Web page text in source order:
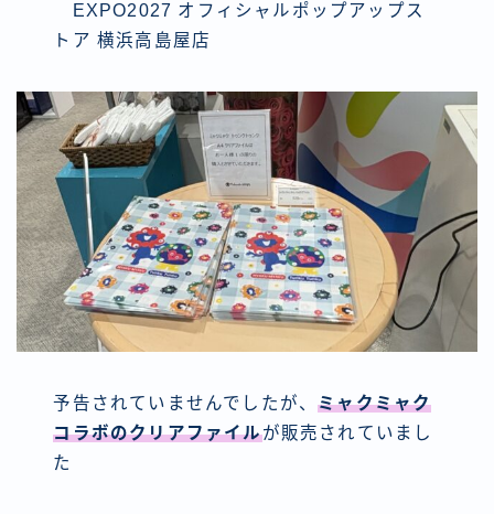
EXPO2027 オフィシャルポップアップス
トア 横浜高島屋店
予告されていませんでしたが、ミャクミャク
コラボのクリアファイルが販売されていまし
た